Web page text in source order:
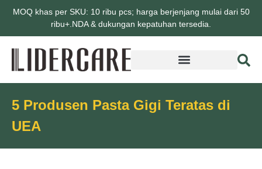
MOQ khas per SKU: 10 ribu pcs; harga berjenjang mulai dari 50
ribu+.NDA & dukungan kepatuhan tersedia.
5 Produsen Pasta Gigi Teratas di
UEA